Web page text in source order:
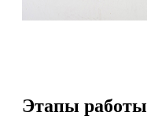
Этапы работы